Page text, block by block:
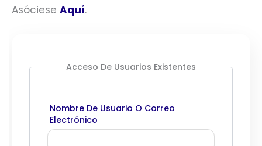
Asóciese Aquí.
Acceso De Usuarios Existentes
Nombre De Usuario O Correo
Electrónico